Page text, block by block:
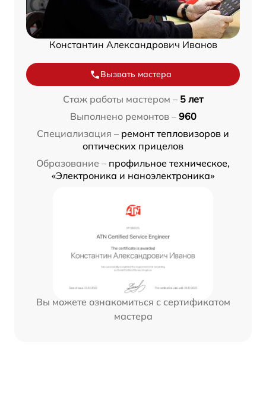
Константин Александрович Иванов
Вызвать мастера
Стаж работы мастером – 5 лет
Выполнено ремонтов – 960
Специализация – ремонт тепловизоров и
оптических прицелов
Образование – профильное техническое,
«Электроника и наноэлектроника»
Вы можете ознакомиться с сертификатом
мастера